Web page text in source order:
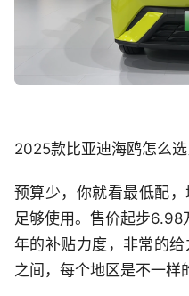
2025款比亚迪海鸥怎么选
预算少，你就看最低配
足够使用。售价起步6.98
年的补贴力度，非常的
之间，每个地区是不一样